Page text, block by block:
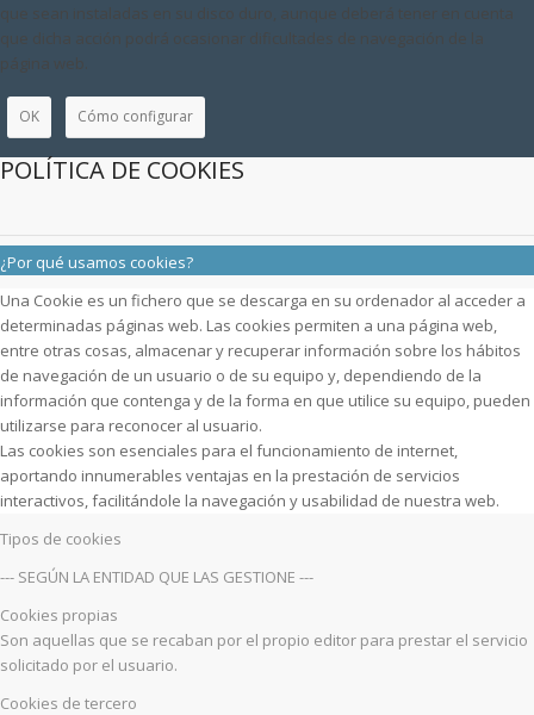
que sean instaladas en su disco duro, aunque deberá tener en cuenta
que dicha acción podrá ocasionar dificultades de navegación de la
página web.
OK Cómo configurar
POLÍTICA DE COOKIES
¿Por qué usamos cookies?
Una Cookie es un fichero que se descarga en su ordenador al acceder a
determinadas páginas web. Las cookies permiten a una página web,
entre otras cosas, almacenar y recuperar información sobre los hábitos
de navegación de un usuario o de su equipo y, dependiendo de la
información que contenga y de la forma en que utilice su equipo, pueden
utilizarse para reconocer al usuario.
Las cookies son esenciales para el funcionamiento de internet,
aportando innumerables ventajas en la prestación de servicios
interactivos, facilitándole la navegación y usabilidad de nuestra web.
Tipos de cookies
--- SEGÚN LA ENTIDAD QUE LAS GESTIONE ---
Cookies propias
Son aquellas que se recaban por el propio editor para prestar el servicio
solicitado por el usuario.
Cookies de tercero